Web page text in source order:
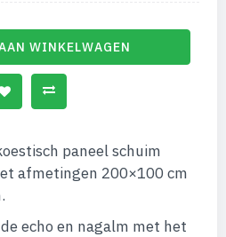
WINKELWAGEN
paneel schuim
afmetingen 200×100 cm
echo en nagalm met het